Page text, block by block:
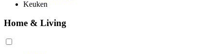
Keuken
Home & Living